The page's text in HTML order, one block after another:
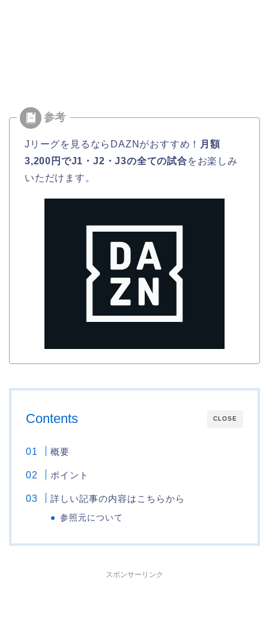
Jリーグを見るならDAZNがおすすめ！
月額
3,200円でJ1・J2・J3の全ての試合をお楽しみ
いただけます。
CLOSE
Contents
概要
ポイント
詳しい記事の内容はこちらから
参照元について
スポンサーリンク